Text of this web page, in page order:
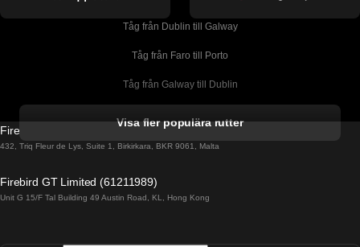
Tåg från Dublin till Galway
Tåg från Faro till Porto
Tåg från Galway till Dublin
Tåg från Porto till Faro
Tåg från Barcelona till Madrid
Visa fler populära rutter
Firebird GT Limited (OC 1451)
432, Triq Fleur de Lys, Suite 1, Birkirkara, BKR 9061, Malta
Firebird GT Limited (61211989)
Unit G 15/F Tal Building 49 Austin Road, KL, Hong Kong